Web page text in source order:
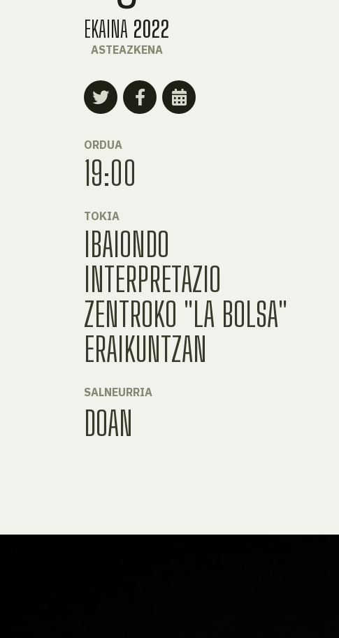
EKAINA 2022
ASTEAZKENA
ORDUA
19:00
TOKIA
IBAIONDO
INTERPRETAZIO
ZENTROKO "LA BOLSA"
ERAIKUNTZAN
SALNEURRIA
DOAN